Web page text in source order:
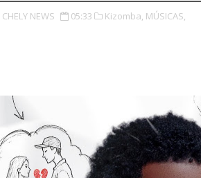
NEWS 05:33 Kizomba, MÚSICAS,